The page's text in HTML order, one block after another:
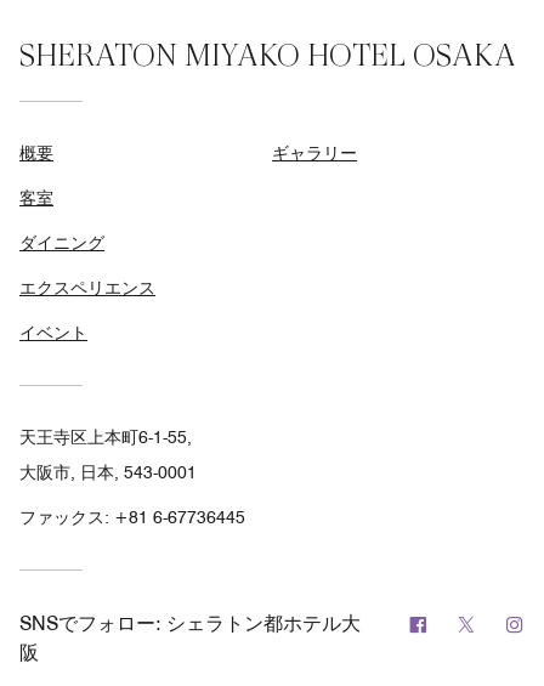
SHERATON MIYAKO HOTEL OSAKA
概要
客室
ダイニング
エクスペリエンス
イベント
ギャラリー
天王寺区上本町6-1-55,
大阪市, 日本, 543-0001
ファックス: +81 6-67736445
SNSでフォロー: シェラトン都ホテル大
阪
Facebook
Twitter